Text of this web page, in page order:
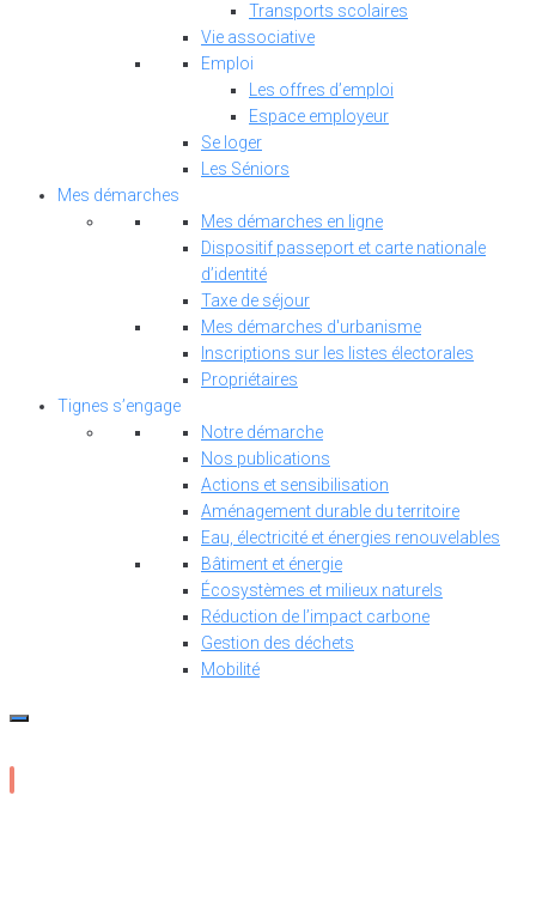
Transports scolaires
Vie associative
Emploi
Les offres d’emploi
Espace employeur
Se loger
Les Séniors
Mes démarches
Mes démarches en ligne
Dispositif passeport et carte nationale
d’identité
Taxe de séjour
Mes démarches d'urbanisme
Inscriptions sur les listes électorales
Propriétaires
Tignes s’engage
Notre démarche
Nos publications
Actions et sensibilisation
Aménagement durable du territoire
Eau, électricité et énergies renouvelables
Bâtiment et énergie
Écosystèmes et milieux naturels
Réduction de l’impact carbone
Gestion des déchets
Mobilité